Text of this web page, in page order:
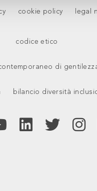
cookie policy legal
codice etico
di
bilancio diversità